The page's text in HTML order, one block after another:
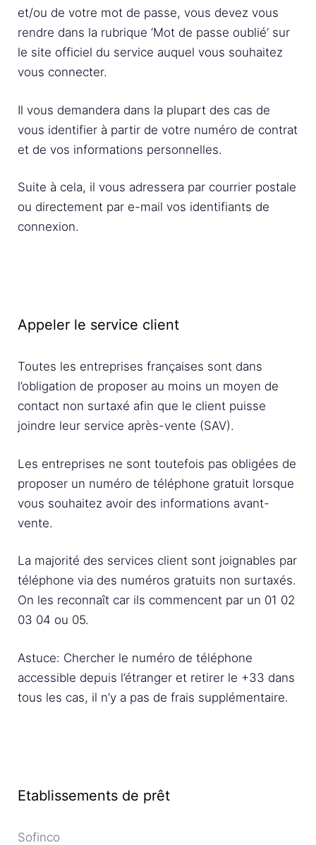
et/ou de votre mot de passe, vous devez vous
rendre dans la rubrique ‘Mot de passe oublié’ sur
le site officiel du service auquel vous souhaitez
vous connecter.
Il vous demandera dans la plupart des cas de
vous identifier à partir de votre numéro de contrat
et de vos informations personnelles.
Suite à cela, il vous adressera par courrier postale
ou directement par e-mail vos identifiants de
connexion.
Appeler le service client
Toutes les entreprises françaises sont dans
l’obligation de proposer au moins un moyen de
contact non surtaxé afin que le client puisse
joindre leur service après-vente (SAV).
Les entreprises ne sont toutefois pas obligées de
proposer un numéro de téléphone gratuit lorsque
vous souhaitez avoir des informations avant-
vente.
La majorité des services client sont joignables par
téléphone via des numéros gratuits non surtaxés.
On les reconnaît car ils commencent par un 01 02
03 04 ou 05.
Astuce: Chercher le numéro de téléphone
accessible depuis l’étranger et retirer le +33 dans
tous les cas, il n’y a pas de frais supplémentaire.
Etablissements de prêt
Sofinco